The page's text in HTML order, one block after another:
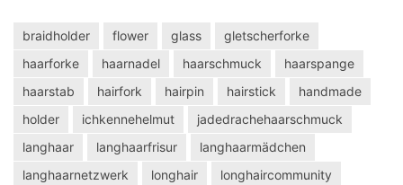
braidholder flower glass
gletscherforke
haarforke
haarnadel haarschmuck
haarspange
haarstab
hairfork hairpin hairstick
handmade
holder
ichkennehelmut
jadedrachehaarschmuck
langhaar
langhaarfrisur
langhaarmädchen
langhaarnetzwerk
longhair
longhaircommunity